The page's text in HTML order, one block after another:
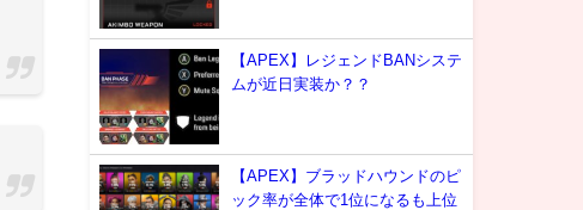
【APEX】レジェンドBANシステ
ムが近日実装か？？
【APEX】ブラッドハウンドのピ
ック率が全体で1位になるも上位